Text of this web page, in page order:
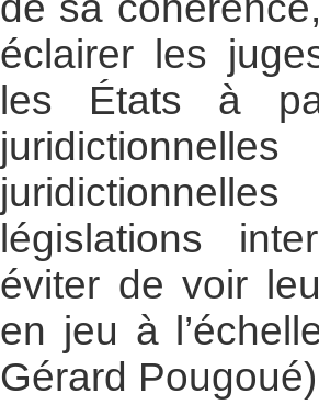
éclairer les
les États à
législations
éviter de voir
en jeu à
Gérard Pougoué)